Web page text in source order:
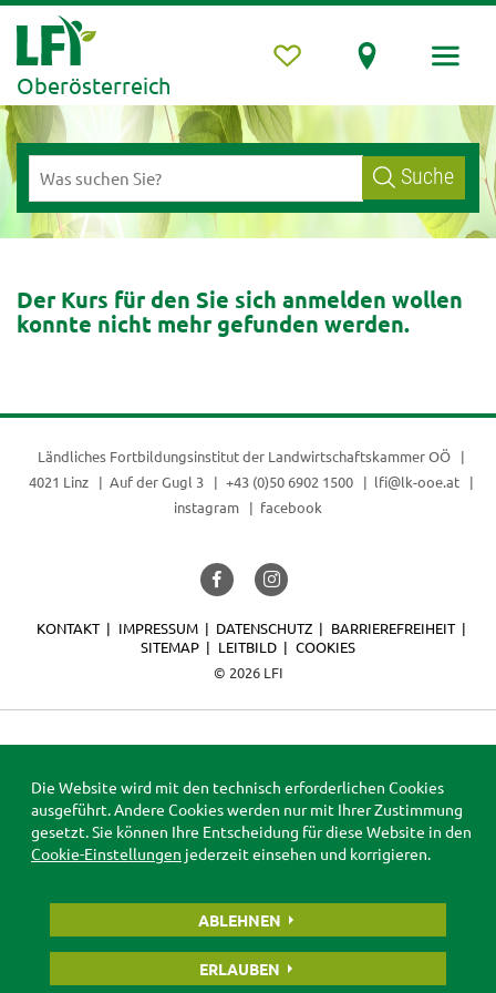
Oberösterreich
Suche
Der Kurs für den Sie sich anmelden wollen
konnte nicht mehr gefunden werden.
Ländliches Fortbildungsinstitut der Landwirtschaftskammer OÖ
4021 Linz
Auf der Gugl 3 +43 (0)50 6902 1500
lfi@lk-ooe.at
instagram
facebook
© 2026 LFI
KONTAKT IMPRESSUM DATENSCHUTZ
BARRIEREFREIHEIT
SITEMAP
LEITBILD COOKIES
Die Website wird mit den technisch erforderlichen Cookies
ausgeführt. Andere Cookies werden nur mit Ihrer Zustimmung
gesetzt. Sie können Ihre Entscheidung für diese Website in den
Cookie-Einstellungen jederzeit einsehen und korrigieren.
ABLEHNEN
ERLAUBEN